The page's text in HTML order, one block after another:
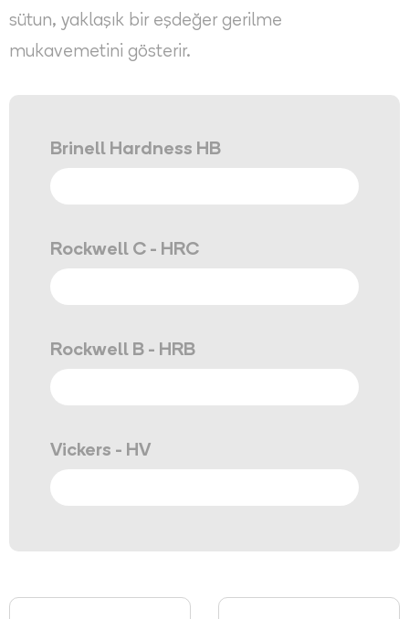
sütun, yaklaşık bir eşdeğer gerilme
mukavemetini gösterir.
Brinell Hardness HB
Rockwell C - HRC
Rockwell B - HRB
Vickers - HV